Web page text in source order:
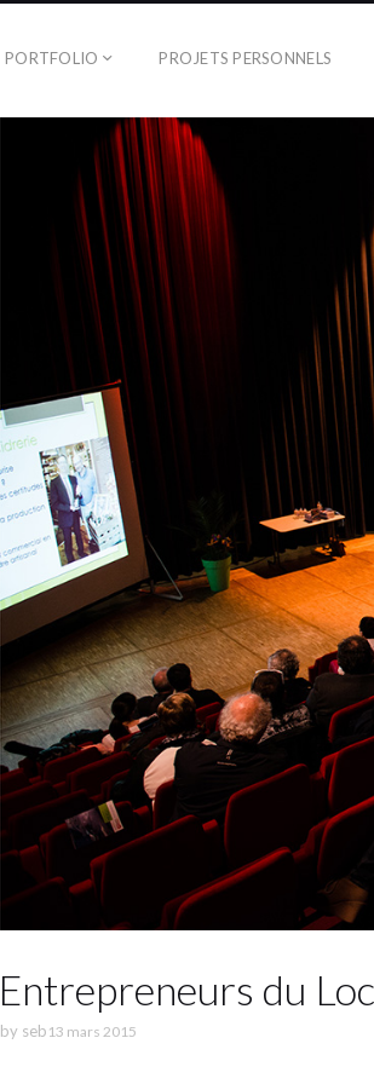
PORTFOLIO PROJETS PERSONNELS
Entrepreneurs du
by seb 13 mars 2015